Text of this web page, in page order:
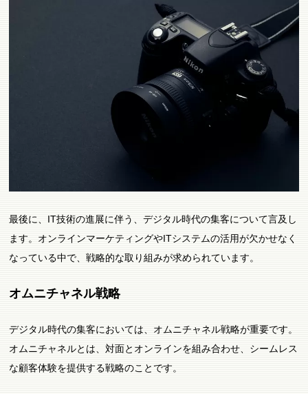
最後に、IT技術の進展に伴う、デジタル時代の集客について言及し
ます。オンラインマーケティングやITシステムの活用が欠かせなく
なっている中で、戦略的な取り組みが求められています。
オムニチャネル戦略
デジタル時代の集客においては、オムニチャネル戦略が重要です。
オムニチャネルとは、対面とオンラインを組み合わせ、シームレス
な顧客体験を提供する戦略のことです。